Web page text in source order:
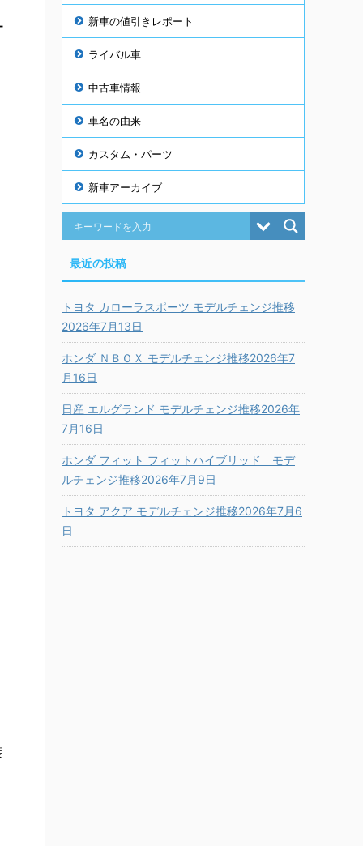
新車の値引きレポート
ライバル車
中古車情報
車名の由来
カスタム・パーツ
新車アーカイブ
最近の投稿
トヨタ カローラスポーツ モデルチェンジ推移
2026年7月13日
ホンダ ＮＢＯＸ モデルチェンジ推移2026年7
月16日
日産 エルグランド モデルチェンジ推移2026年
7月16日
ホンダ フィット フィットハイブリッド モデ
ルチェンジ推移2026年7月9日
トヨタ アクア モデルチェンジ推移2026年7月6
日